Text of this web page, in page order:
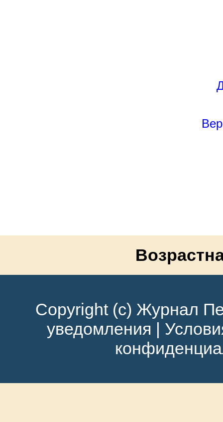
Copyright (c) Журнал
уведомления |